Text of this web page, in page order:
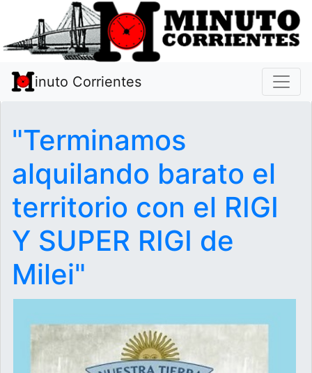
inuto Corrientes
"Terminamos
alquilando barato el
territorio con el RIGI
Y SUPER RIGI de
Milei"